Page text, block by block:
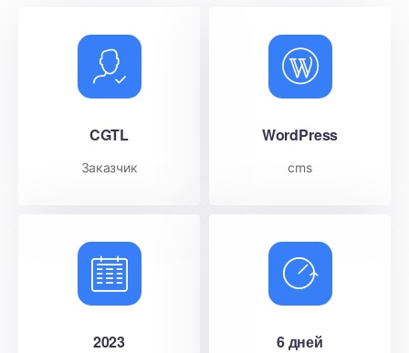
CGTL
Заказчик
WordPress
cms
2023 6 дней